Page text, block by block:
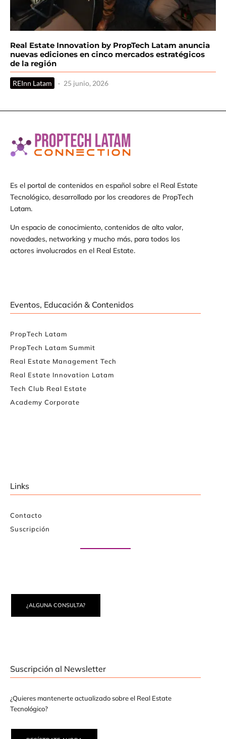
Real Estate Innovation by PropTech Latam anuncia
nuevas ediciones en cinco mercados estratégicos
de la región
REInn Latam · 25 junio, 2026
Es el portal de contenidos en español sobre el Real Estate
Tecnológico, desarrollado por los creadores de PropTech
Latam.
Un espacio de conocimiento, contenidos de alto valor,
novedades, networking y mucho más, para todos los
actores involucrados en el Real Estate.
Eventos, Educación & Contenidos
PropTech Latam
PropTech Latam Summit
Real Estate Management Tech
Real Estate Innovation Latam
Tech Club Real Estate
Academy Corporate
Links
Contacto
Suscripción
¿ALGUNA CONSULTA?
Suscripción al Newsletter
¿Quieres mantenerte actualizado sobre el Real Estate
Tecnológico?